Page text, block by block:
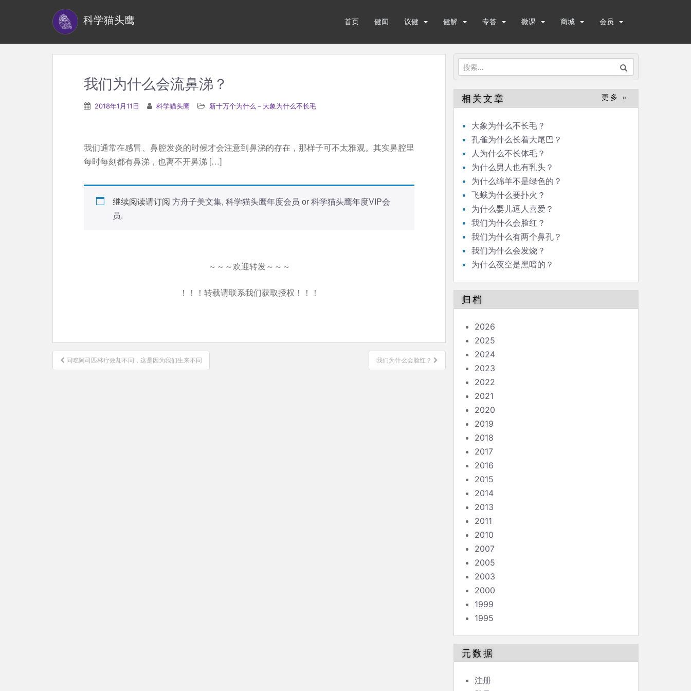
科学猫头鹰 首页 健闻 议健 健解 专答 微课 商城 会员
搜
索：
我们为什么会流鼻涕？
2018年1月11日 科学猫头鹰 新十万个为什么－大象为什么不长毛
我们通常在感冒、鼻腔发炎的时候才会注意到鼻涕的存在，那样子可不太雅观。其实鼻腔里
每时每刻都有鼻涕，也离不开鼻涕 […]
继续阅读请订阅 方舟子美文集, 科学猫头鹰年度会员 or科学猫头鹰年度VIP会
员.
～～～欢迎转发～～～
！！！转载请联系我们获取授权！！！
文
章
同吃阿司匹林疗效却不同，这是因为我们生来不同 我们为什么会脸红？
相关文章 更多 »
大象为什么不长毛？
孔雀为什么长着大尾巴？
人为什么不长体毛？
为什么男人也有乳头？
为什么绵羊不是绿色的？
飞蛾为什么要扑火？
为什么婴儿逗人喜爱？
我们为什么会脸红？
我们为什么有两个鼻孔？
我们为什么会发烧？
为什么夜空是黑暗的？
归档
2026
2025
2024
2023
2022
2021
2020
2019
2018
2017
2016
2015
2014
2013
2011
2010
2007
2005
2003
2000
1999
1995
元数据
注册